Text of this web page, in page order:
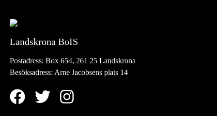
Landskrona BoIS
Postadress: Box 654, 261 25 Landskrona
Besöksadress: Arne Jacobsens plats 14